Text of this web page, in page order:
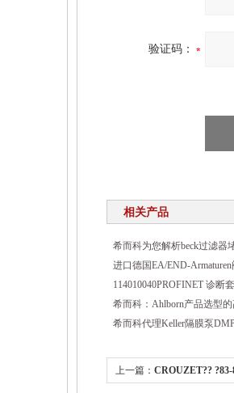
验证码：
相关产品
希而科为您解析beck过滤器
进口德国EA/END-
114010040PROFINET 诊断
希而科：Ahlborn产品选型
希而科代理Keller隔膜泵
上一篇：CROUZET??